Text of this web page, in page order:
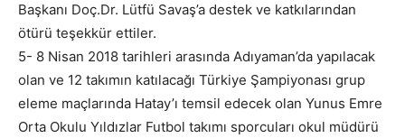
Başkanı Doç.Dr. Lütfü Savaş’a destek ve katkılarından
ötürü teşekkür ettiler.
5- 8 Nisan 2018 tarihleri arasında Adıyaman’da yapılacak
olan ve 12 takımın katılacağı Türkiye Şampiyonası grup
eleme maçlarında Hatay’ı temsil edecek olan Yunus Emre
Orta Okulu Yıldızlar Futbol takımı sporcuları okul müdürü